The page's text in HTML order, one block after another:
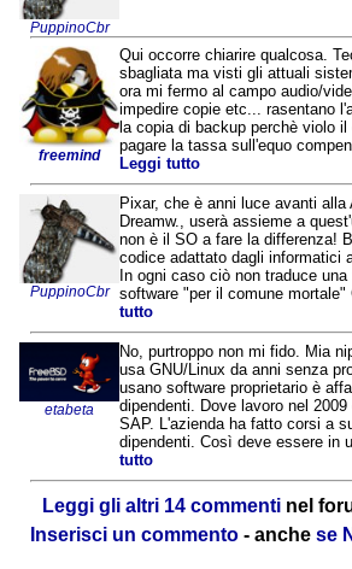
PuppinoCbr
freemind
Qui occorre chiarire qualcosa.
sbagliata ma visti gli attuali
ora mi fermo al campo audio/
impedire copie etc... rasentano
la copia di backup perchè violo
pagare la tassa sull'equo
Leggi tutto
PuppinoCbr
Pixar, che è anni luce avanti
Dreamw., userà assieme a
non è il SO a fare la differenza!
codice adattato dagli informatici
In ogni caso ciò non traduce
software "per il comune
tutto
etabeta
No, purtroppo non mi fido. Mia
usa GNU/Linux da anni senza
usano software proprietario è
dipendenti. Dove lavoro nel
SAP. L'azienda ha fatto corsi a
dipendenti. Così deve essere in
tutto
Leggi gli altri 14 commentinel
Inserisci un commento - anche se